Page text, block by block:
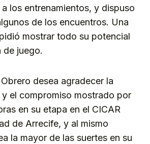
los entrenamientos, y dispuso
de los encuentros. Una
mostrar todo su potencial
de juego.
desea agradecer la
el compromiso mostrado por
en su etapa en el CICAR
de Arrecife, y al mismo
la mayor de las suertes en su